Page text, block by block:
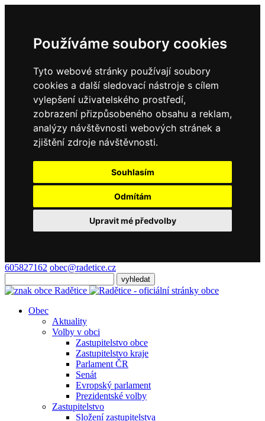
Používáme soubory cookies
Tyto webové stránky používají soubory
cookies a další sledovací nástroje s cílem
vylepšení uživatelského prostředí,
zobrazení přizpůsobeného obsahu a reklam,
analýzy návštěvnosti webových stránek a
zjištění zdroje návštěvnosti.
Souhlasím
Odmítám
Upravit mé předvolby
605827162 obec@radetice.cz
Obec
Aktuality
Volby v obci
Zastupitelstvo obce
Zastupitelstvo kraje
Parlament ČR
Senát
Evropský parlament
Prezidentské volby
Zastupitelstvo
Složení zastupitelstva